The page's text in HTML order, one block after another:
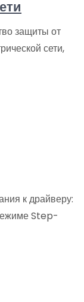
защиты от
сети,
к драйверу:
Step-